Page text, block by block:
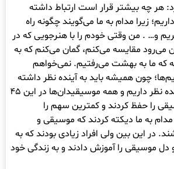
هر چه بیشتر قرار است ارتباط داشته
زیرا مدام به ما می‌گویند چگونه راه
و… . من وقتی خودم را با هنرجویی که در
می‌رود مقایسه می‌کنم، گمان می‌کنم که به
که ما به بهشت می‌رفتیم. نمی‌خواهم
چون همیشه باید به آینده نظر داشته
باشیم. البته که به آینده نظر داریم و همه موسیقیدان‌ها در این ۴۵
را حفظ کردند و کمترین سهم را
به ما دیکته کردند که موسیقی و
در این بین ولی افراد زیادی بودند که به
موسیقی را آموزش دادند و به زندگی خود